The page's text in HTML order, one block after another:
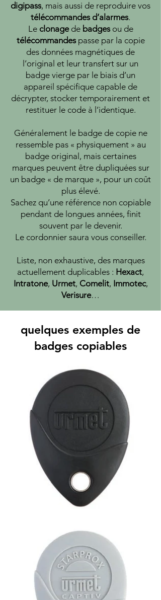
digipass, mais aussi de reproduire vos
télécommandes d’alarmes.
Le clonagede badgesou de
télécommandespasse par la copie
des données magnétiques de
l’original et leur transfert sur un
badge vierge par le biais d’un
appareil spécifique capable de
décrypter, stocker temporairement et
restituer le code à l’identique.
Généralement le badge de copie ne
ressemble pas « physiquement » au
badge original, mais certaines
marques peuvent être dupliquées sur
un badge « de marque », pour un coût
plus élevé.
Sachez qu’une référence non copiable
pendant de longues années, finit
souvent par le devenir.
Le cordonnier saura vous conseiller.
Liste, non exhaustive, des marques
actuellement duplicables : Hexact,
Intratone, Urmet, Comelit, Immotec,
Verisure…
quelques exemples de
badges copiables